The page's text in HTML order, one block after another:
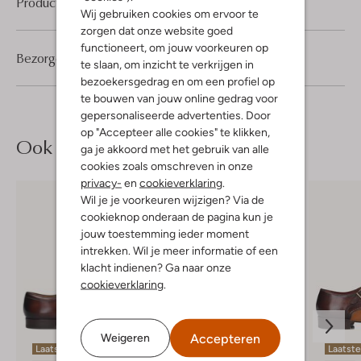
Wij gebruiken cookies om ervoor te
zorgen dat onze website goed
functioneert, om jouw voorkeuren op
te slaan, om inzicht te verkrijgen in
bezoekersgedrag en om een profiel op
te bouwen van jouw online gedrag voor
gepersonaliseerde advertenties. Door
op "Accepteer alle cookies" te klikken,
ga je akkoord met het gebruik van alle
cookies zoals omschreven in onze
privacy- en cookieverklaring
Wil je je voorkeuren wijzigen? Via de
cookieknop onderaan de pagina kun je
jouw toestemming ieder moment
intrekken. Wil je meer informatie of een
klacht indienen? Ga naar onze
cookieverklaring
Weigeren Accepteren
Bezorgen & retourneren
Ook iets voor jou?
Laatste item